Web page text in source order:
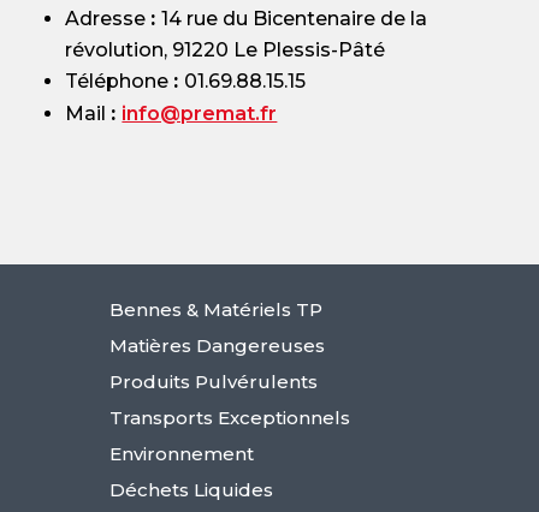
Adresse :14 rue du Bicentenaire de la
révolution, 91220 Le Plessis-Pâté
Téléphone : 01.69.88.15.15
Mail : info@premat.fr
Bennes & Matériels TP
Matières Dangereuses
Produits Pulvérulents
Transports Exceptionnels
Environnement
Déchets Liquides